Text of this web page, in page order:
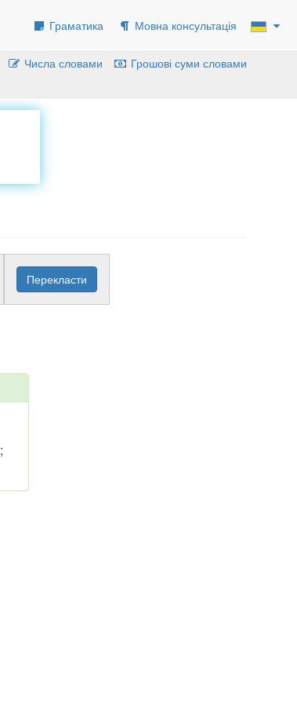
Граматика Мовна консультація
Числа словами
Грошові суми словами
;